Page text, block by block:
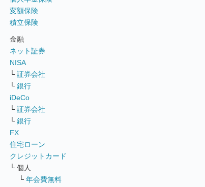
変額保険
積立保険
金融
ネット証券
NISA
└ 証券会社
└ 銀行
iDeCo
└ 証券会社
└ 銀行
FX
住宅ローン
クレジットカード
└ 個人
└ 年会費無料